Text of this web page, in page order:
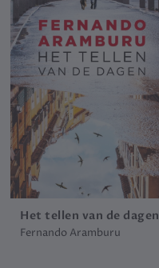
Het tellen van de dagen
Fernando Aramburu